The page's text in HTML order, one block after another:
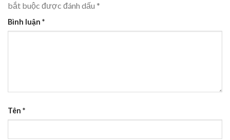
bắt buộc được đánh dấu *
Bình luận *
Tên *